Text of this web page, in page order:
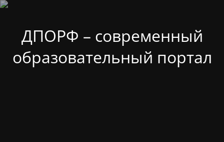
ДПОРФ – современный
образовательный портал